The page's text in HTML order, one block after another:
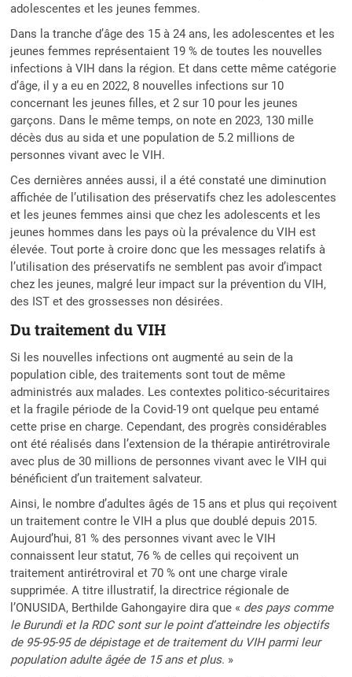
adolescentes et les jeunes femmes.
Dans la tranche d’âge des 15 à 24 ans, les adolescentes et les
jeunes femmes représentaient 19 % de toutes les nouvelles
infections à VIH dans la région. Et dans cette même catégorie
d’âge, il y a eu en 2022, 8 nouvelles infections sur 10
concernant les jeunes filles, et 2 sur 10 pour les jeunes
garçons. Dans le même temps, on note en 2023, 130 mille
décès dus au sida et une population de 5.2 millions de
personnes vivant avec le VIH.
Ces dernières années aussi, il a été constaté une diminution
affichée de l’utilisation des préservatifs chez les adolescentes
et les jeunes femmes ainsi que chez les adolescents et les
jeunes hommes dans les pays où la prévalence du VIH est
élevée. Tout porte à croire donc que les messages relatifs à
l’utilisation des préservatifs ne semblent pas avoir d’impact
chez les jeunes, malgré leur impact sur la prévention du VIH,
des IST et des grossesses non désirées.
Du traitement du VIH
Si les nouvelles infections ont augmenté au sein de la
population cible, des traitements sont tout de même
administrés aux malades. Les contextes politico-sécuritaires
et la fragile période de la Covid-19 ont quelque peu entamé
cette prise en charge. Cependant, des progrès considérables
ont été réalisés dans l’extension de la thérapie antirétrovirale
avec plus de 30 millions de personnes vivant avec le VIH qui
bénéficient d’un traitement salvateur.
Ainsi, le nombre d’adultes âgés de 15 ans et plus qui reçoivent
un traitement contre le VIH a plus que doublé depuis 2015.
Aujourd’hui, 81 % des personnes vivant avec le VIH
connaissent leur statut, 76 % de celles qui reçoivent un
traitement antirétroviral et 70 % ont une charge virale
supprimée. A titre illustratif, la directrice régionale de
l’ONUSIDA, Berthilde Gahongayire dira que « des pays comme
le Burundi et la RDC sont sur le point d’atteindre les objectifs
de 95-95-95 de dépistage et de traitement du VIH parmi leur
population adulte âgée de 15 ans et plus. »